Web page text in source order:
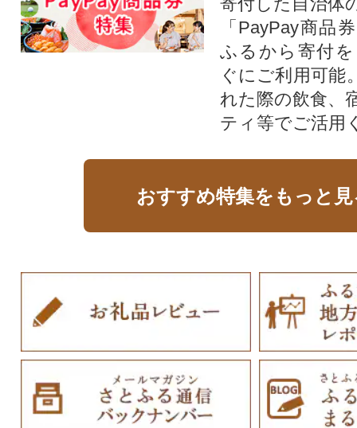
「PayPay商品
ふるから寄付
ぐにご利用可能
れた際の飲食、
ティ等でご活用
おすすめ特集をもっと